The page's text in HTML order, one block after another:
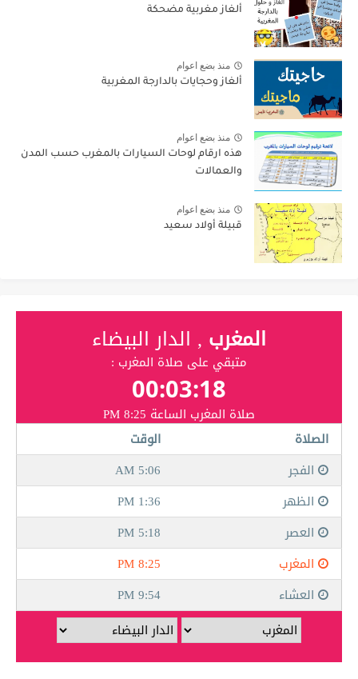
ألغاز مغربية مضحكة
منذ بضع اعوام
ألغاز وحجايات بالدارجة المغربية
منذ بضع اعوام
هذه ارقام لوحات السيارات بالمغرب حسب المدن
والعمالات
منذ بضع اعوام
قبيلة أولاد سعيد